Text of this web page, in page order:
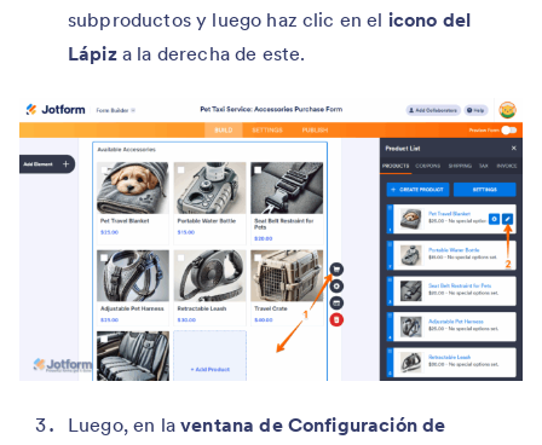
subproductos y luego haz clic en el icono del
Lápiza la derecha de este.
Luego, en laventana de Configuración de